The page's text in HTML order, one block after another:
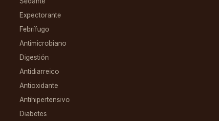
Expectorante
Febrífugo
Antimicrobiano
Digestión
Antidiarreico
Antioxidante
Antihipertensivo
Diabetes